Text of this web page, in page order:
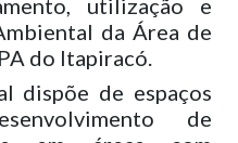
utilização e
da Área de
do Itapiracó.
dispõe de espaços
de